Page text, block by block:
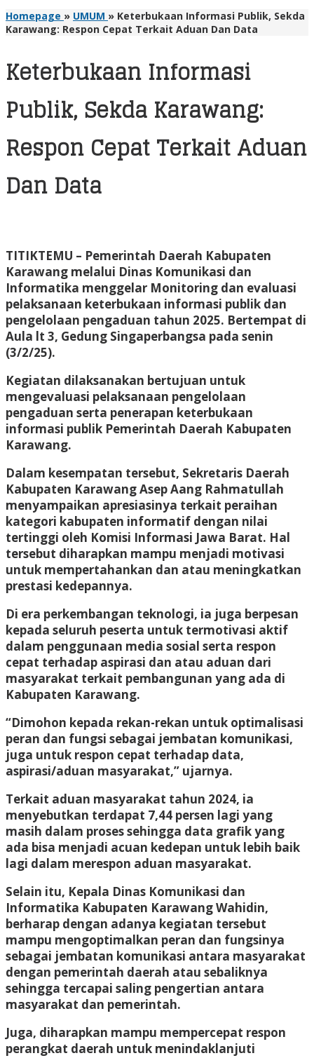
Homepage » UMUM » Keterbukaan Informasi Publik, Sekda
Karawang: Respon Cepat Terkait Aduan Dan Data
Keterbukaan Informasi
Publik, Sekda Karawang:
Respon Cepat Terkait Aduan
Dan Data
TITIKTEMU – Pemerintah Daerah Kabupaten
Karawang melalui Dinas Komunikasi dan
Informatika menggelar Monitoring dan evaluasi
pelaksanaan keterbukaan informasi publik dan
pengelolaan pengaduan tahun 2025. Bertempat di
Aula lt 3, Gedung Singaperbangsa pada senin
(3/2/25).
Kegiatan dilaksanakan bertujuan untuk
mengevaluasi pelaksanaan pengelolaan
pengaduan serta penerapan keterbukaan
informasi publik Pemerintah Daerah Kabupaten
Karawang.
Dalam kesempatan tersebut, Sekretaris Daerah
Kabupaten Karawang Asep Aang Rahmatullah
menyampaikan apresiasinya terkait peraihan
kategori kabupaten informatif dengan nilai
tertinggi oleh Komisi Informasi Jawa Barat. Hal
tersebut diharapkan mampu menjadi motivasi
untuk mempertahankan dan atau meningkatkan
prestasi kedepannya.
Di era perkembangan teknologi, ia juga berpesan
kepada seluruh peserta untuk termotivasi aktif
dalam penggunaan media sosial serta respon
cepat terhadap aspirasi dan atau aduan dari
masyarakat terkait pembangunan yang ada di
Kabupaten Karawang.
“Dimohon kepada rekan-rekan untuk optimalisasi
peran dan fungsi sebagai jembatan komunikasi,
juga untuk respon cepat terhadap data,
aspirasi/aduan masyarakat,” ujarnya.
Terkait aduan masyarakat tahun 2024, ia
menyebutkan terdapat 7,44 persen lagi yang
masih dalam proses sehingga data grafik yang
ada bisa menjadi acuan kedepan untuk lebih baik
lagi dalam merespon aduan masyarakat.
Selain itu, Kepala Dinas Komunikasi dan
Informatika Kabupaten Karawang Wahidin,
berharap dengan adanya kegiatan tersebut
mampu mengoptimalkan peran dan fungsinya
sebagai jembatan komunikasi antara masyarakat
dengan pemerintah daerah atau sebaliknya
sehingga tercapai saling pengertian antara
masyarakat dan pemerintah.
Juga, diharapkan mampu mempercepat respon
perangkat daerah untuk menindaklanjuti